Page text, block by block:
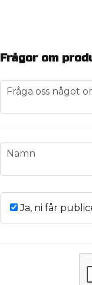
Frågor om
question
Fråga oss något
name
Namn
Ja, ni får